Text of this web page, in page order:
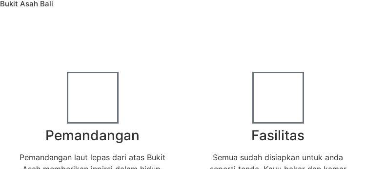
Bukit Asah Bali
Pemandangan
Pemandangan laut lepas dari atas Bukit
Fasilitas
Semua sudah disiapkan untuk anda